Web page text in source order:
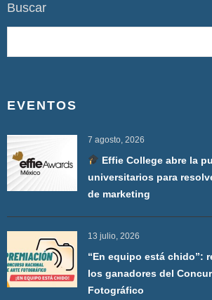
Buscar
EVENTOS
7 agosto, 2026
Effie College abre la
universitarios para
de marketing
13 julio, 2026
“En equipo está chido”:
los ganadores del
Fotográfico